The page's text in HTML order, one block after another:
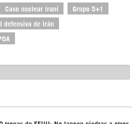
Caso nuclear iraní Grupo 5+1
defensiva de Irán
tropas de EEUU: No lancen piedras a otros